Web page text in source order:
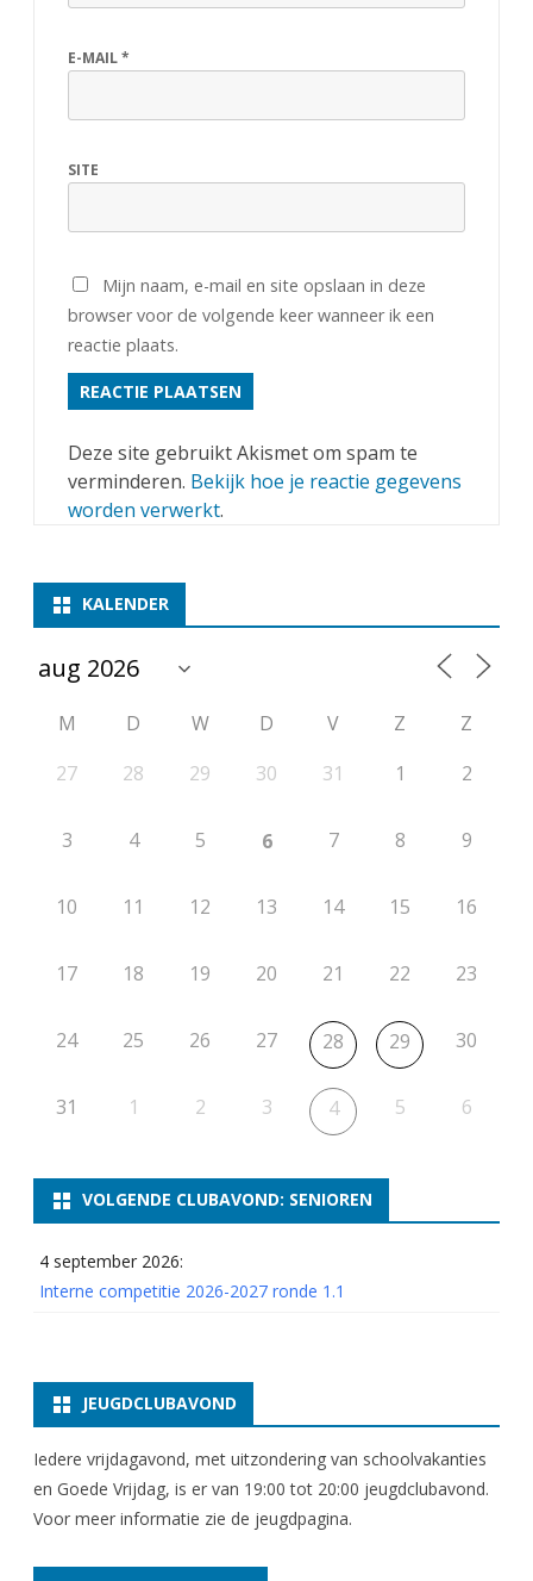
E-MAIL*
SITE
Mijn naam, e-mail en site opslaan in deze
browser voor de volgende keer wanneer ik een
reactie plaats.
Deze site gebruikt Akismet om spam te
verminderen. Bekijk hoe je reactie gegevens
worden verwerkt.
KALENDER
M D W D V Z
Z
27
28 29 30 31 1 2
3 4 5 6 7 8 9
10 11 12 13 14 15 16
17 18 19 20 21 22 23
24 25 26 27 28 29 30
31 1 2 3 4 5 6
VOLGENDE CLUBAVOND: SENIOREN
4 september 2026:
Interne competitie 2026-2027 ronde 1.1
JEUGDCLUBAVOND
Iedere vrijdagavond, met uitzondering van schoolvakanties
en Goede Vrijdag, is er van 19:00 tot 20:00 jeugdclubavond.
Voor meer informatie zie de jeugdpagina.